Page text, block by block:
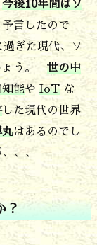
今後10年間はソ
予言したので
ぎた現代、ソ
ょう。 世の中
知能や IoT な
した現代の世界
丸はあるのでし
、、
？